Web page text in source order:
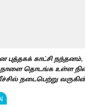
புத்தகக் காட்சி
தொடங்க உள்ள
நடைபெற்று